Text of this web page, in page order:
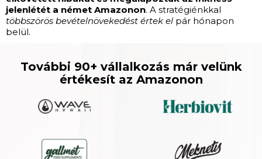
jelenlétét a német Amazonon. A stratégiénkkal
többszörös bevételnövekedést értek el pár hónapon
belül.
További 90+ vállalkozás már velünk
értékesít az Amazonon